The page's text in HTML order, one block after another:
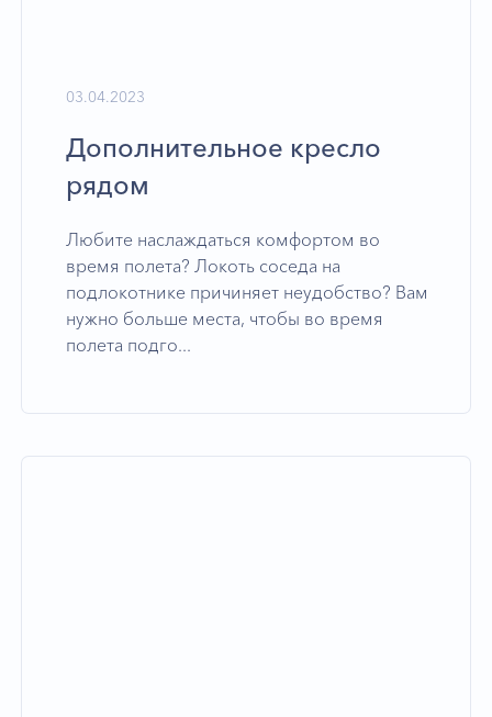
03.04.2023
Дополнительное кресло
рядом
Любите наслаждаться комфортом во
время полета? Локоть соседа на
подлокотнике причиняет неудобство? Вам
нужно больше места, чтобы во время
полета подго...